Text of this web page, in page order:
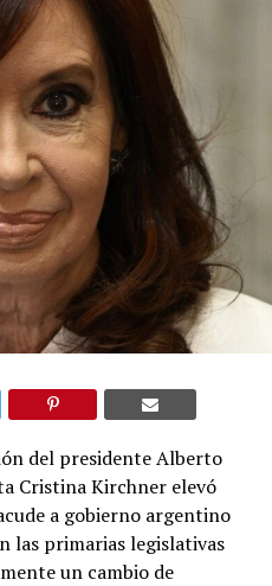
del presidente Alberto
Cristina Kirchner elevó
a gobierno argentino
las primarias legislativas
un cambio de